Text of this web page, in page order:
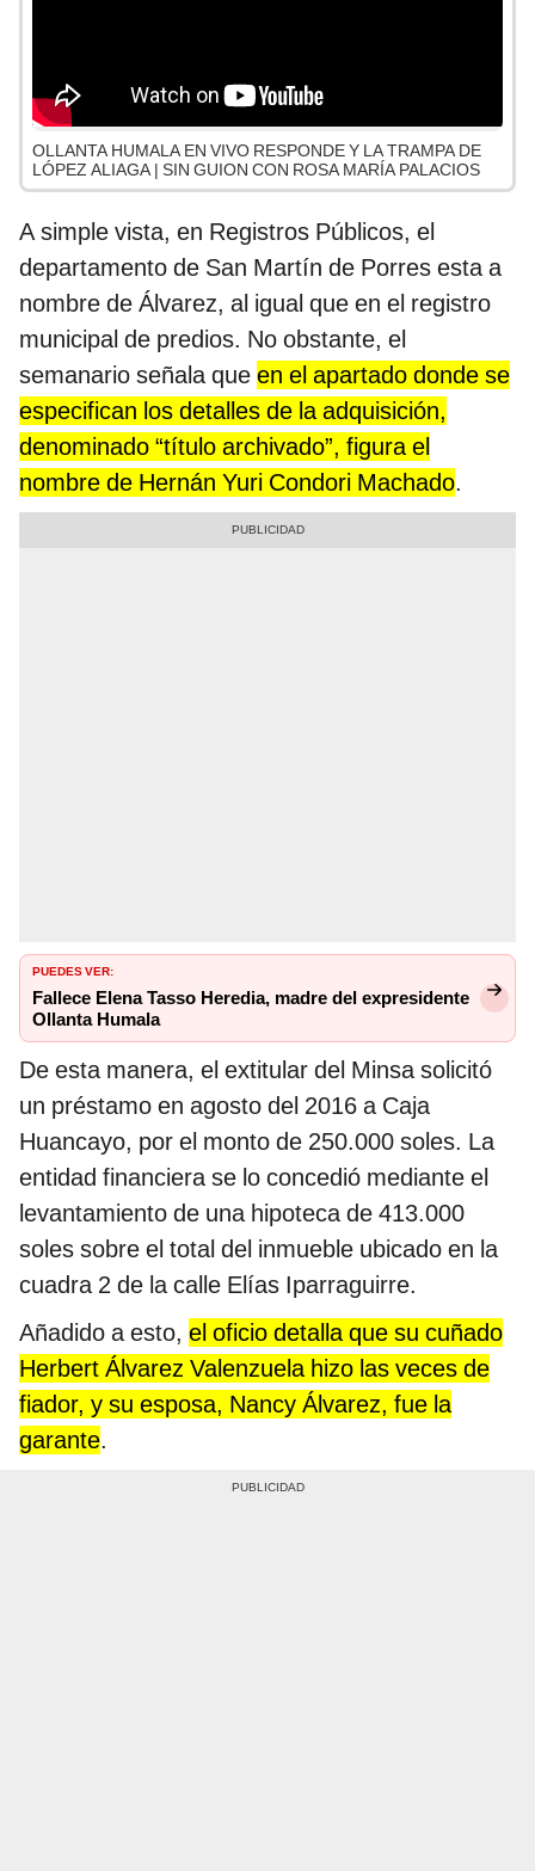
OLLANTA HUMALA EN VIVO RESPONDE Y LA TRAMPA DE
LÓPEZ ALIAGA | SIN GUION CON ROSA MARÍA PALACIOS
A simple vista, en Registros Públicos, el
departamento de San Martín de Porres esta a
nombre de Álvarez, al igual que en el registro
municipal de predios. No obstante, el
semanario señala que en el apartado donde se
especifican los detalles de la adquisición,
denominado “título archivado”, figura el
nombre de Hernán Yuri Condori Machado.
PUEDES VER:
Fallece Elena Tasso Heredia, madre del expresidente
Ollanta Humala
De esta manera, el extitular del Minsa solicitó
un préstamo en agosto del 2016 a Caja
Huancayo, por el monto de 250.000 soles. La
entidad financiera se lo concedió mediante el
levantamiento de una hipoteca de 413.000
soles sobre el total del inmueble ubicado en la
cuadra 2 de la calle Elías Iparraguirre.
Añadido a esto, el oficio detalla que su cuñado
Herbert Álvarez Valenzuela hizo las veces de
fiador, y su esposa, Nancy Álvarez, fue la
garante.